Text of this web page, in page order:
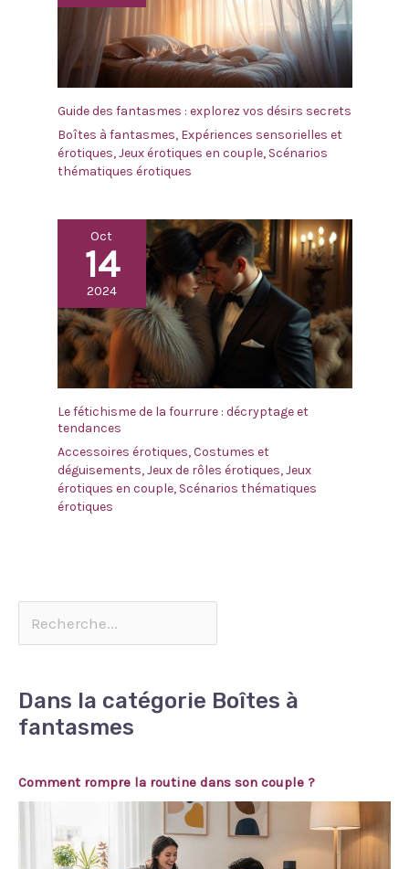
Guide des fantasmes : explorez vos désirs secrets
Boîtes à fantasmes, Expériences sensorielles et
érotiques,Jeux érotiques en couple, Scénarios
thématiques érotiques
Oct
14
2024
Le fétichisme de la fourrure : décryptage et
tendances
Accessoires érotiques,Costumes et
déguisements,Jeux de rôles érotiques,Jeux
érotiques en couple, Scénarios thématiques
érotiques
Dans la catégorie Boîtes à
fantasmes
Comment rompre la routine dans son couple ?